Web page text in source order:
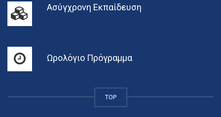
Ασύγχρονη Εκπαίδευση
Ωρολόγιο Πρόγραμμα
TOP